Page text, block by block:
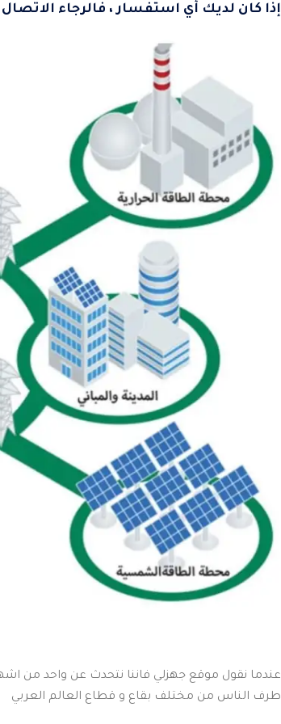
إذا كان لديك أي استفسار ، فالرجاء
عندما نقول موقع جهزلي فاننا نتحدث عن واحد من
طرف الناس من مختلف بقاع و قطاع العالم العربي